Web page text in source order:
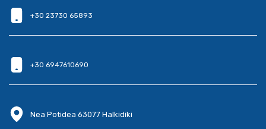
+30 23730 65893
+30 6947610690
Nea Potidea 63077 Halkidiki